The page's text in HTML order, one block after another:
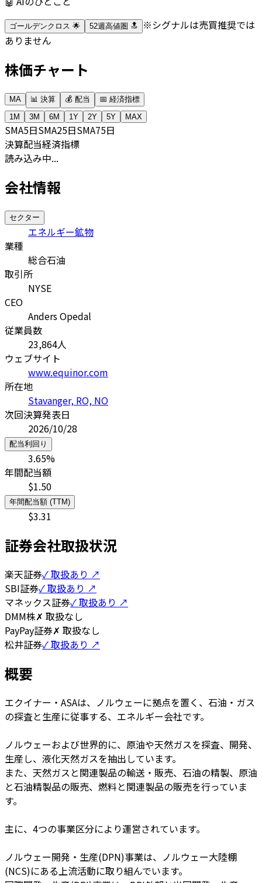
ゴールデンクロス 🌟 52週高値圏 🔝
※シグナルは売買推奨では
ありません
株価チャート
MA 📊 決算 💰 配当
📅 経済指標
1M
3M 6M 1Y 2Y 5Y MAX
SMA5日SMA25日SMA75日
決算配当経済指標
読み込み中...
会社情報
セクター
エネルギー鉱物
業種
総合石油
取引所
NYSE
CEO
Anders Opedal
従業員数
23,864人
ウェブサイト
www.equinor.com
所在地
Stavanger, RO, NO
次回決算発表日
2026/10/28
配当利回り
3.65%
年間配当額
$1.50
年間配当額 (TTM)
$3.31
証券会社取扱状況
楽天証券✓ 取扱あり ↗
SBI証券✓ 取扱あり ↗
マネックス証券✓ 取扱あり ↗
DMM株✗ 取扱なし
PayPay証券✗ 取扱なし
松井証券✓ 取扱あり ↗
概要
エクイナー・ASAは、ノルウェーに拠点を置く、石油・ガス
の探査と生産に従事する、エネルギー会社です。
ノルウェーおよび世界的に、原油や天然ガスを探査、開発、
生産し、液化天然ガスを抽出しています。
また、天然ガスと関連製品の輸送・販売、石油の精製、原油
と石油精製品の販売、燃料と関連製品の販売を行っていま
す。
主に、4つの事業区分により運営されています。
ノルウェー開発・生産(DPN)事業は、ノルウェー大陸棚
(NCS)にある上流活動に取り組んでいます。